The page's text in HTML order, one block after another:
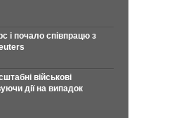
і почало співпрацю з
військові
дії на випадок